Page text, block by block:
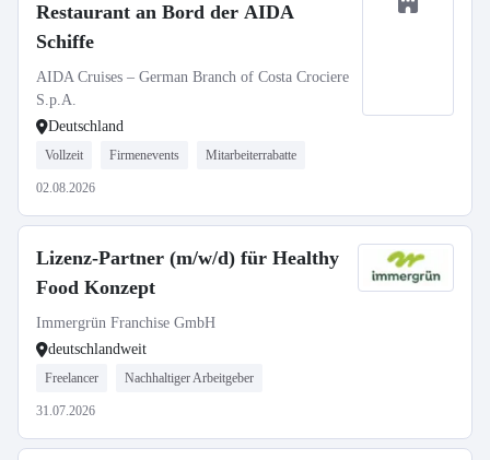
Restaurant an Bord der AIDA
Schiffe
AIDA Cruises – German Branch of Costa Crociere
S.p.A.
Deutschland
Vollzeit Firmenevents Mitarbeiterrabatte
02.08.2026
Lizenz-Partner (m/w/d) für Healthy
Food Konzept
Immergrün Franchise GmbH
deutschlandweit
Freelancer Nachhaltiger Arbeitgeber
31.07.2026